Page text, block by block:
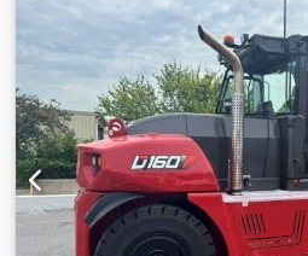
građevinska visina:
2.230 mm,
тип мотора: Електрични,
Spwepfx Ab Sjrf